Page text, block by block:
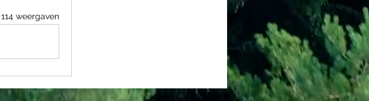
114 weergaven